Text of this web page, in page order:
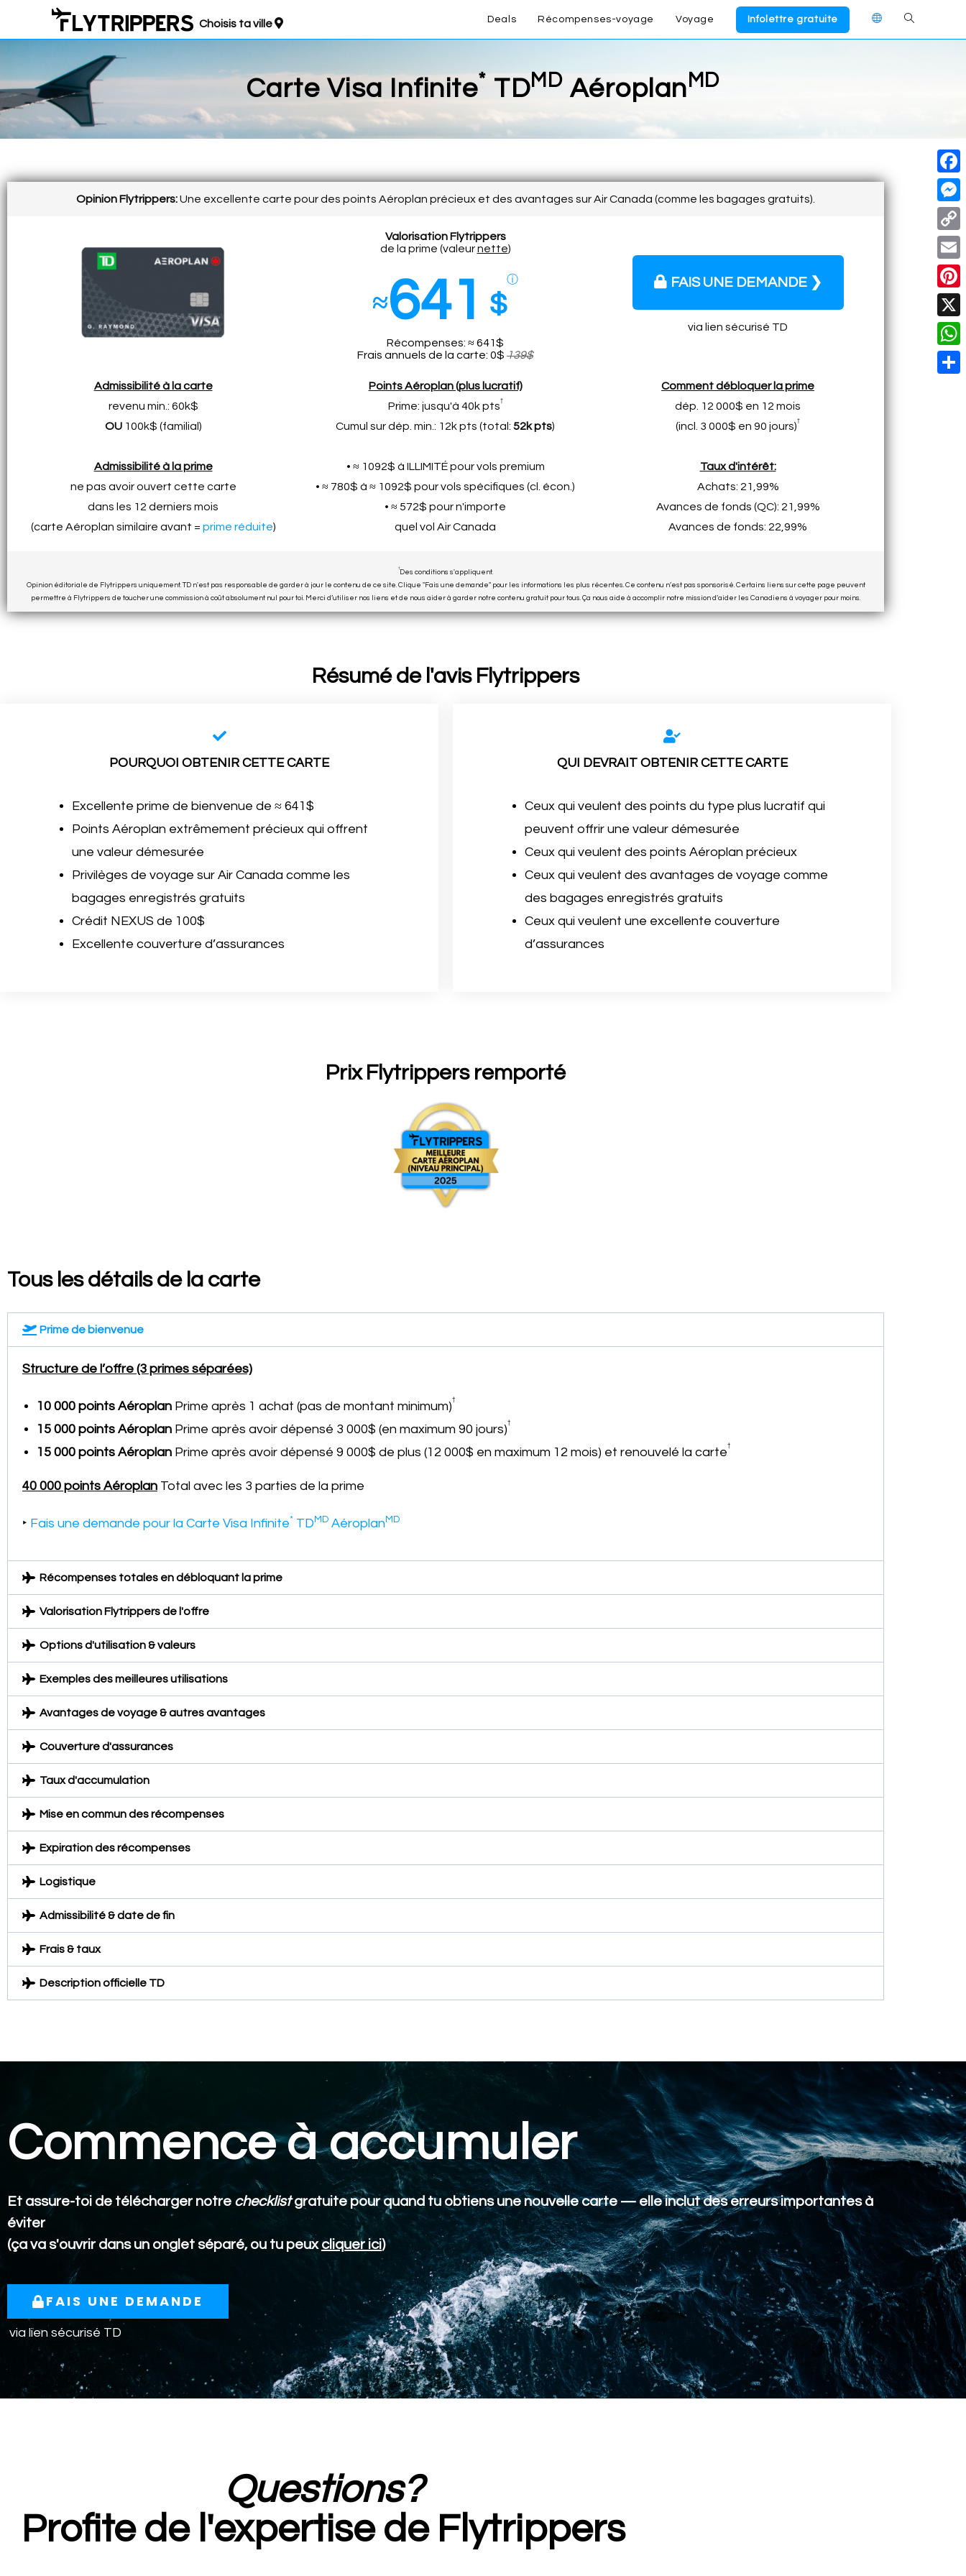
Choisis ta ville Deals Récompenses-voyage Voyage Infolettre gratuite
Carte Visa Infinite* TDMD Aéroplan MD
Opinion Flytrippers:Une excellente carte pour des points Aéroplan précieux et des avantages sur Air Canada (comme les bagages gratuits).
Valorisation Flytrippers
de la prime (valeurnette)
FAIS UNE DEMANDE ❯
via lien sécurisé TD
≈641 $
ⓘ
Récompenses: ≈ 641$
Frais annuels de la carte: 0$ 139$
Admissibilité à la carte
revenu min.: 60k$
OU100k$ (familial)
Admissibilité à la prime
ne pas avoir ouvert cette carte
dans les 12 derniers mois
(carte Aéroplan similaire avant = prime réduite)
Points Aéroplan (plus lucratif)
Prime: jusqu'à 40k pts†
Cumul sur dép. min.: 12k pts (total: 52k pts)
• ≈ 1092$ à ILLIMITÉ pour vols premium
• ≈ 780$ à ≈ 1092$ pour vols spécifiques (cl. écon.)
• ≈ 572$ pour n'importe
quel vol Air Canada
Comment débloquer la prime
dép. 12 000$ en 12 mois
(incl. 3 000$ en 90 jours)†
Taux d'intérêt:
Achats: 21,99%
Avances de fonds (QC): 21,99%
Avances de fonds: 22,99%
†
Des conditions s'appliquent.
Opinion éditoriale de Flytrippers uniquement. TD n'est pas responsable de garder à jour le contenu de ce site. Clique "Fais une demande" pour les informations les plus récentes. Ce contenu n’est pas sponsorisé. Certains liens sur cette page peuvent
permettre à Flytrippers de toucher une commission à coût absolument nul pour toi. Merci d’utiliser nos liens et de nous aider à garder notre contenu gratuit pour tous. Ça nous aide à accomplir notre mission d’aider les Canadiens à voyager pour moins.
Résumé de l'avis Flytrippers
POURQUOI OBTENIR CETTE CARTE
Excellente prime de bienvenue de ≈ 641$
Points Aéroplan extrêmement précieux qui offrent
une valeur démesurée
Privilèges de voyage sur Air Canada comme les
bagages enregistrés gratuits
Crédit NEXUS de 100$
Excellente couverture d’assurances
QUI DEVRAIT OBTENIR CETTE CARTE
Ceux qui veulent des points du type plus lucratif qui
peuvent offrir une valeur démesurée
Ceux qui veulent des points Aéroplan précieux
Ceux qui veulent des avantages de voyage comme
des bagages enregistrés gratuits
Ceux qui veulent une excellente couverture
d’assurances
Prix Flytrippers remporté
Tous les détails de la carte
Prime de bienvenue
Structure de l’offre (3 primes séparées)
10 000 points Aéroplan Prime après 1 achat (pas de montant minimum)†
15 000 points Aéroplan Prime après avoir dépensé 3 000$ (en maximum 90 jours)†
15 000 points Aéroplan Prime après avoir dépensé 9 000$ de plus (12 000$ en maximum 12 mois) et renouvelé la carte†
40 000 points Aéroplan Total avec les 3 parties de la prime
‣ Fais une demande pour la Carte Visa Infinite* TD MD Aéroplan MD
Récompenses totales en débloquant la prime
Valorisation Flytrippers de l'offre
Options d'utilisation & valeurs
Exemples des meilleures utilisations
Avantages de voyage & autres avantages
Couverture d'assurances
Taux d'accumulation
Mise en commun des récompenses
Expiration des récompenses
Logistique
Admissibilité & date de fin
Frais & taux
Description officielle TD
Commence à accumuler
Et assure-toi de télécharger notre checklistgratuite pour quand tu obtiens une nouvelle carte — elle inclut des erreurs importantes à
éviter
(ça va s'ouvrir dans un onglet séparé, ou tu peux cliquer ici)
FAIS UNE DEMANDE
via lien sécurisé TD
Questions?
Profite de l'expertise de Flytrippers
F
a
c
e
b
o
o
k
M
e
s
s
e
n
g
e
C
o
p
y
L
i
E
m
a
P
i
n
X
W